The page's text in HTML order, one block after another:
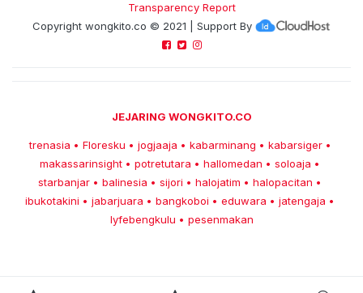
Transparency Report
Copyright wongkito.co © 2021 | Support By
JEJARING WONGKITO.CO
trenasia • Floresku • jogjaaja • kabarminang • kabarsiger •
makassarinsight • potretutara • hallomedan • soloaja •
starbanjar • balinesia • sijori • halojatim • halopacitan •
ibukotakini • jabarjuara • bangkoboi • eduwara • jatengaja •
lyfebengkulu • pesenmakan